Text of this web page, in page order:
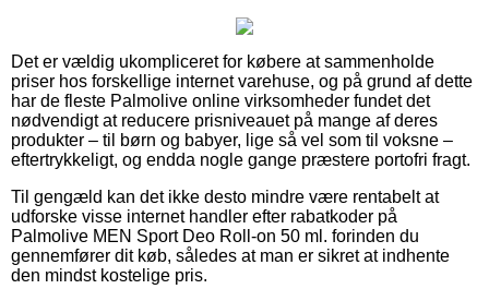
Det er vældig ukompliceret for købere at sammenholde
priser hos forskellige internet varehuse, og på grund af dette
har de fleste Palmolive online virksomheder fundet det
nødvendigt at reducere prisniveauet på mange af deres
produkter – til børn og babyer, lige så vel som til voksne –
eftertrykkeligt, og endda nogle gange præstere portofri fragt.
Til gengæld kan det ikke desto mindre være rentabelt at
udforske visse internet handler efter rabatkoder på
Palmolive MEN Sport Deo Roll-on 50 ml. forinden du
gennemfører dit køb, således at man er sikret at indhente
den mindst kostelige pris.